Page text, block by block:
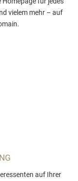
vielem mehr – auf
auf Ihrer